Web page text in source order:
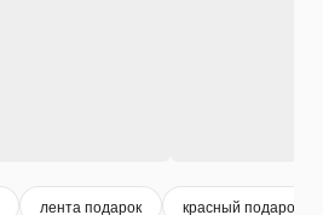
лента подарок красный подарок